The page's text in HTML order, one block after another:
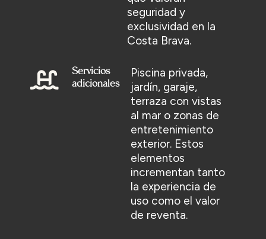
seguridad y
exclusividad en la
Costa Brava.
Servicios
adicionales
Piscina privada,
jardín, garaje,
terraza con vistas
al mar o zonas de
entretenimiento
exterior. Estos
elementos
incrementan tanto
la experiencia de
uso como el valor
de reventa.